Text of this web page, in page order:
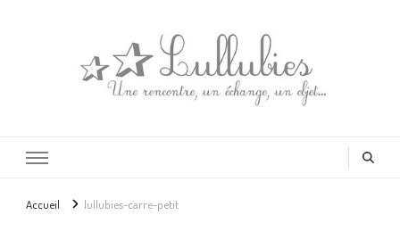
Accueil lullubies-carre-petit